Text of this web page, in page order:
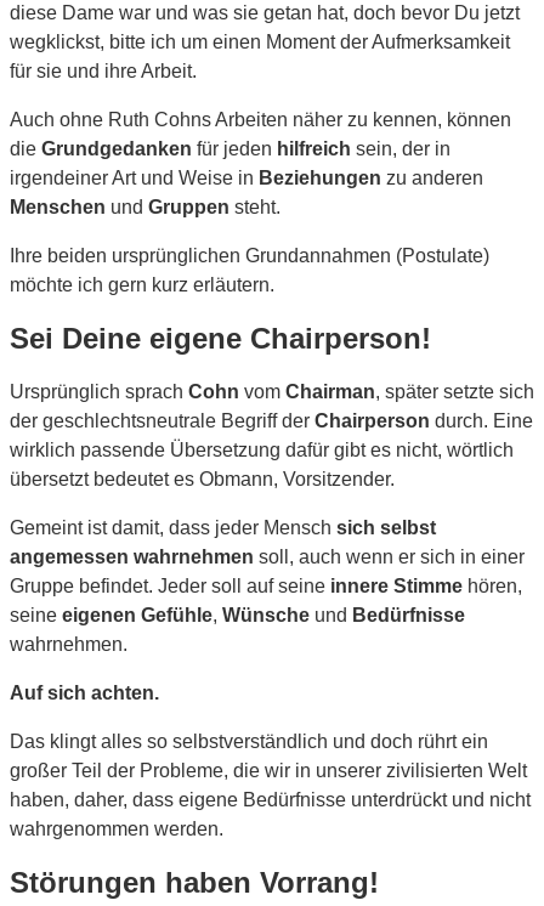
diese Dame war und was sie getan hat, doch bevor Du jetzt
wegklickst, bitte ich um einen Moment der Aufmerksamkeit
für sie und ihre Arbeit.
Auch ohne Ruth Cohns Arbeiten näher zu kennen, können
die Grundgedanken für jeden hilfreich sein, der in
irgendeiner Art und Weise in Beziehungen zu anderen
Menschen und Gruppen steht.
Ihre beiden ursprünglichen Grundannahmen (Postulate)
möchte ich gern kurz erläutern.
Sei Deine eigene Chairperson!
Ursprünglich sprach Cohn vom Chairman, später setzte sich
der geschlechtsneutrale Begriff der Chairperson durch. Eine
wirklich passende Übersetzung dafür gibt es nicht, wörtlich
übersetzt bedeutet es Obmann, Vorsitzender.
Gemeint ist damit, dass jeder Mensch sich selbst
angemessen wahrnehmen soll, auch wenn er sich in einer
Gruppe befindet. Jeder soll auf seine innere Stimme hören,
seine eigenen Gefühle, Wünsche und Bedürfnisse
wahrnehmen.
Auf sich achten.
Das klingt alles so selbstverständlich und doch rührt ein
großer Teil der Probleme, die wir in unserer zivilisierten Welt
haben, daher, dass eigene Bedürfnisse unterdrückt und nicht
wahrgenommen werden.
Störungen haben Vorrang!